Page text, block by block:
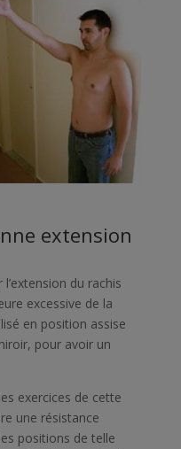
extension
du rachis
excessive de la
en position assise
pour avoir un
exercices de cette
une résistance
positions de telle